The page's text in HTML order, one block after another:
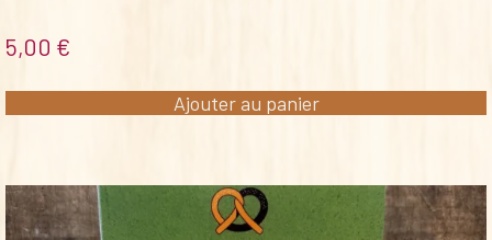
5,00 €
Ajouter au panier